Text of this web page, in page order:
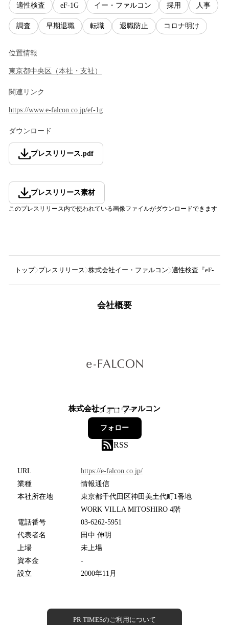
適性検査 eF-1G イー・ファルコン 採用 人事
調査 早期退職 転職 退職防止 コロナ明け
位置情報
東京都中央区 （本社・支社 ）
関連リンク
https://www.e-falcon.co.jp/ef-1g
ダウンロード
プレスリリース.pdf
プレスリリース素材
このプレスリリース内で使われている画像ファイルがダウンロードできます
トップ プレスリリース 株式会社イー・ファルコン 適性検査『eF-1G
会社概要
株式会社イー・ファルコン
2フォロワー
フォロー
RSS
URL
https://e-falcon.co.jp/
業種
情報通信
本社所在地
東京都千代田区神田美土代町1番地
WORK VILLA MITOSHIRO 4階
電話番号
03-6262-5951
代表者名
田中 伸明
上場
未上場
資本金
-
設立
2000年11月
PR TIMESのご利用について